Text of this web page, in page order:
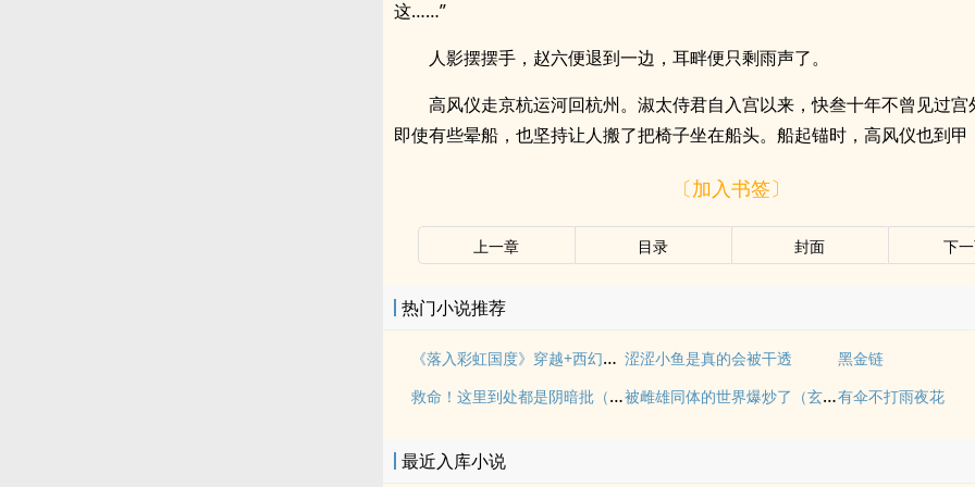
这……”
人影摆摆手，赵六便退到一边，耳畔便只剩雨声了。
高风仪走京杭运河回杭州。淑太侍君自入宫以来，快叁十年不曾见过宫
即使有些晕船，也坚持让人搬了把椅子坐在船头。船起锚时，高风仪也到甲
〔加入书签〕
上一章 目录 封面 下
热门小说推荐
《落入彩虹国度》穿越+西幻+言情 涩涩小鱼是真的会被干透 黑金链
救命！这里到处都是阴暗批（西幻NPH） 被雌雄同体的世界爆炒了（玄幻nph）有伞不打雨夜花
最近入库小说